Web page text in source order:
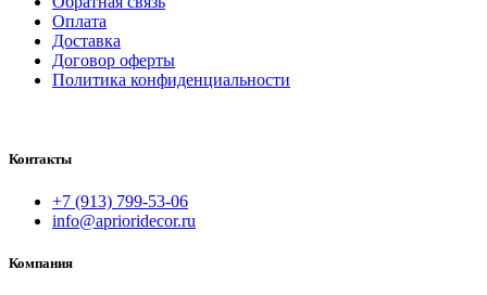
Оплата
Доставка
Договор оферты
Политика конфиденциальности
Контакты
+7 (913) 799-53-06
info@aprioridecor.ru
Компания